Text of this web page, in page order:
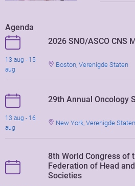
Agenda
2026 SNO/ASCO CNS
13 aug - 15
aug
Boston, Verenigde Staten
29th Annual Oncology
13 aug - 16
aug
New York, Verenigde Staten
8th World Congress of
Federation of Head
Societies